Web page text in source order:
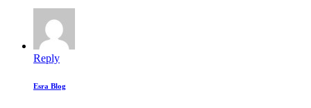
Reply
Esra Blog